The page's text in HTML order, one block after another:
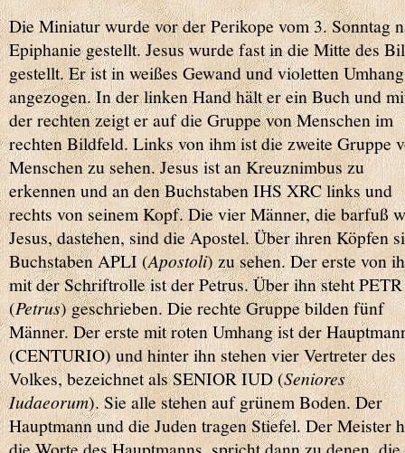
Die Miniatur wurde vor der Perikope vom 3. Sonntag
Epiphanie gestellt. Jesus wurde fast in die Mitte des
gestellt. Er ist in weißes Gewand und violetten Umhang
angezogen. In der linken Hand hält er ein Buch und
der rechten zeigt er auf die Gruppe von Menschen im
rechten Bildfeld. Links von ihm ist die zweite Gruppe
Menschen zu sehen. Jesus ist an Kreuznimbus zu
erkennen und an den Buchstaben IHS XRC links und
rechts von seinem Kopf. Die vier Männer, die barfuß
Jesus, dastehen, sind die Apostel. Über ihren Köpfen
Buchstaben APLI (Apostoli) zu sehen. Der erste von
mit der Schriftrolle ist der Petrus. Über ihn steht PETR
(Petrus) geschrieben. Die rechte Gruppe bilden fünf
Männer. Der erste mit roten Umhang ist der
(CENTURIO) und hinter ihn stehen vier Vertreter des
Volkes, bezeichnet als SENIOR IUD (Seniores
Iudaeorum). Sie alle stehen auf grünem Boden. Der
Hauptmann und die Juden tragen Stiefel. Der Meister